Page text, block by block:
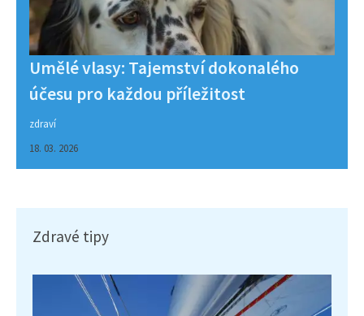
Umělé vlasy: Tajemství dokonalého
účesu pro každou příležitost
zdraví
18. 03. 2026
Zdravé tipy